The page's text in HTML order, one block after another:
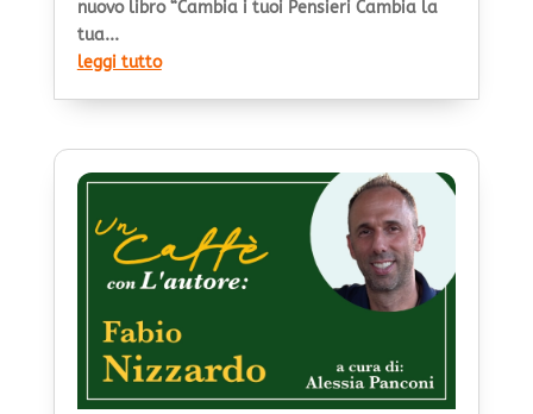
nuovo libro “Cambia i tuoi Pensieri Cambia la
tua...
leggi tutto